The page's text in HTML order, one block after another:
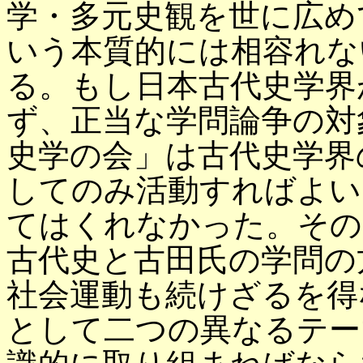
学・多元史観を世に広
いう本質的には相容れ
る。もし日本古代史学
ず、正当な学問論争の
史学の会」は古代史学
してのみ活動すればよ
てはくれなかった。そ
古代史と古田氏の学問
社会運動も続けざるを
として二つの異なるテ